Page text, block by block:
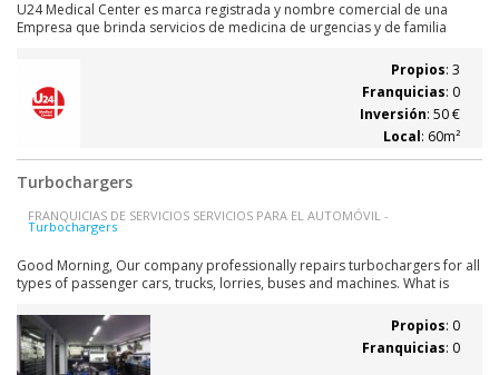
U24 Medical Center es marca registrada y nombre comercial de una
Empresa que brinda servicios de medicina de urgencias y de familia
Centra su modelo de gestion en las areas que en la temporada estival
Propios: 3
Franquicias: 0
Inversión: 50 €
Local: 60m²
Turbochargers
FRANQUICIAS DE SERVICIOS SERVICIOS PARA EL AUTOMÓVIL -
Turbochargers
Good Morning, Our company professionally repairs turbochargers for all
types of passenger cars, trucks, lorries, buses and machines. What is
customers we can offer: *repair, or buying already reman... Propios: 0
Franquicias: 0